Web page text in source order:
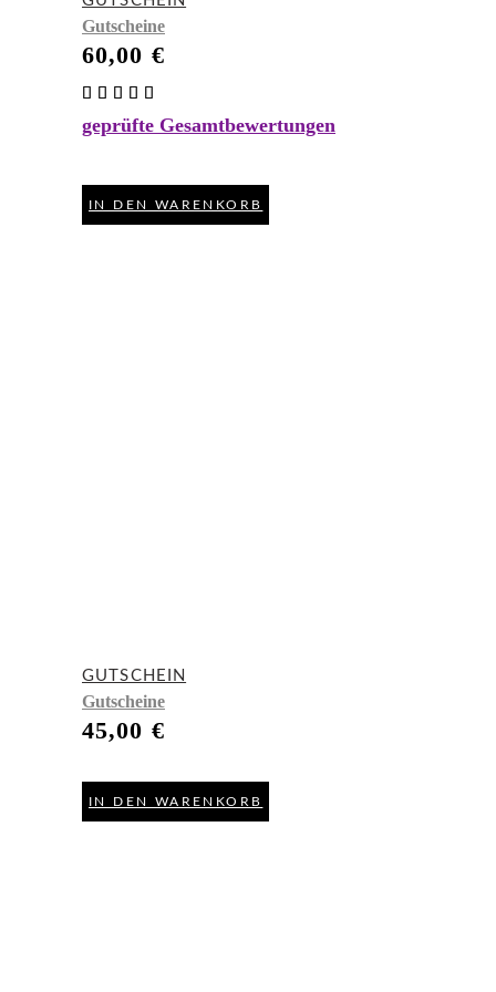
Gutscheine
60,00 €
5.00
geprüfte Gesamtbewertungen
IN DEN WARENKORB
GUTSCHEIN
Gutscheine
45,00 €
IN DEN WARENKORB